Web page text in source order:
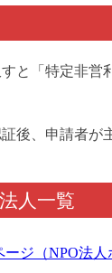
と「特定非
後、申請者が
人一覧
ジ（NPO法人